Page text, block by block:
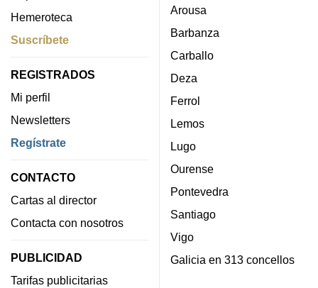
Hemeroteca
Suscríbete
REGISTRADOS
Mi perfil
Newsletters
Regístrate
CONTACTO
Cartas al director
Contacta con nosotros
PUBLICIDAD
Tarifas publicitarias
Arousa
Barbanza
Carballo
Deza
Ferrol
Lemos
Lugo
Ourense
Pontevedra
Santiago
Vigo
Galicia en 313 concellos